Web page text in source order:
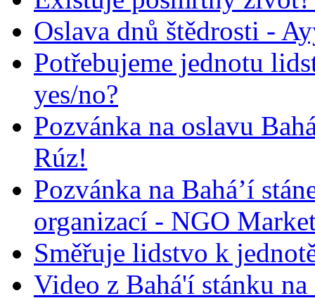
Oslava dnů štědrosti -
Potřebujeme jednotu
yes/no?
Pozvánka na oslavu
Rúz!
Pozvánka na Bahá’í
organizací - NGO
Směřuje lidstvo k
Video z Bahá'í stánku